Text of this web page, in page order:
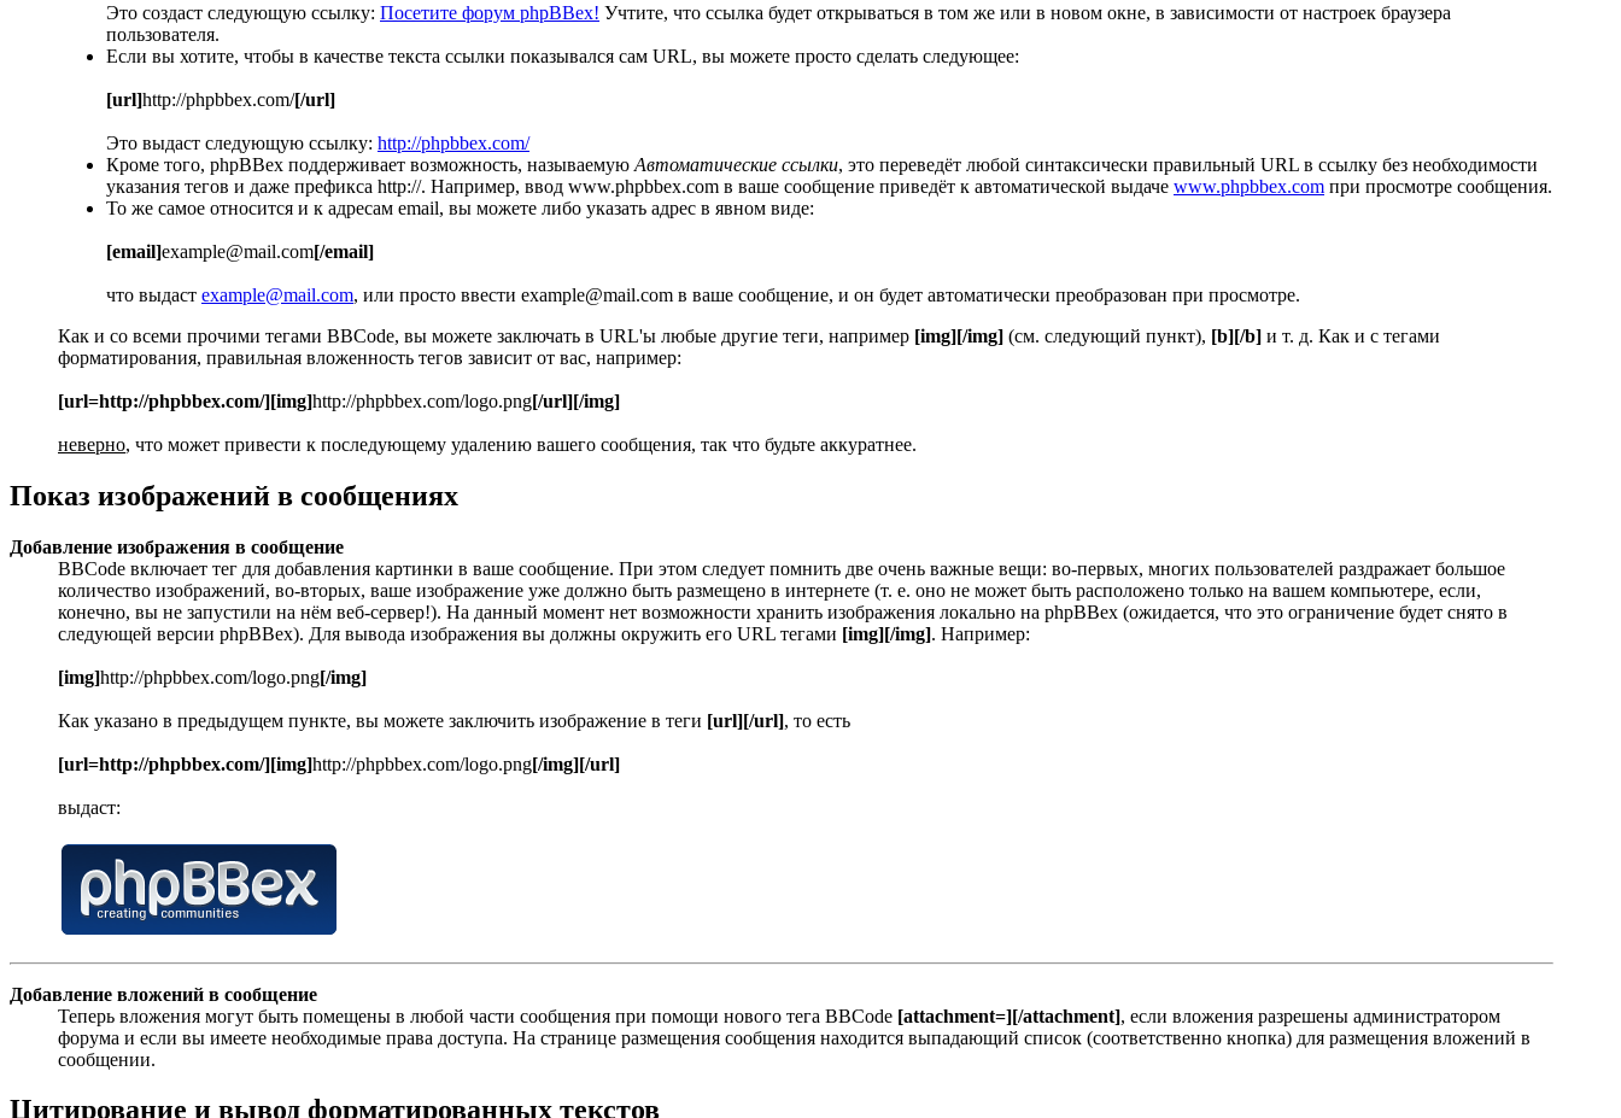
Это создаст следующую ссылку: Посетите форум phpBBex! Учтите, что ссылка будет открываться в том же или в новом окне, в зависимости от настроек браузера
пользователя.
Если вы хотите, чтобы в качестве текста ссылки показывался сам URL, вы можете просто сделать следующее:
[url]http://phpbbex.com/[/url]
Это выдаст следующую ссылку: http://phpbbex.com/
Кроме того, phpBBex поддерживает возможность, называемую Автоматические ссылки, это переведёт любой синтаксически правильный URL в ссылку без необходимости
указания тегов и даже префикса http://. Например, ввод www.phpbbex.com в ваше сообщение приведёт к автоматической выдаче www.phpbbex.com при просмотре сообщения.
То же самое относится и к адресам email, вы можете либо указать адрес в явном виде:
[email]example@mail.com[/email]
что выдаст example@mail.com, или просто ввести example@mail.com в ваше сообщение, и он будет автоматически преобразован при просмотре.
Как и со всеми прочими тегами BBCode, вы можете заключать в URL'ы любые другие теги, например [img][/img] (см. следующий пункт), [b][/b] и т. д. Как и с тегами
форматирования, правильная вложенность тегов зависит от вас, например:
[url=http://phpbbex.com/][img]http://phpbbex.com/logo.png[/url][/img]
неверно, что может привести к последующему удалению вашего сообщения, так что будьте аккуратнее.
Показ изображений в сообщениях
Добавление изображения в сообщение
BBCode включает тег для добавления картинки в ваше сообщение. При этом следует помнить две очень важные вещи: во-первых, многих пользователей раздражает большое
количество изображений, во-вторых, ваше изображение уже должно быть размещено в интернете (т. е. оно не может быть расположено только на вашем компьютере, если,
конечно, вы не запустили на нём веб-сервер!). На данный момент нет возможности хранить изображения локально на phpBBex (ожидается, что это ограничение будет снято в
следующей версии phpBBex). Для вывода изображения вы должны окружить его URL тегами [img][/img]. Например:
[img]http://phpbbex.com/logo.png[/img]
Как указано в предыдущем пункте, вы можете заключить изображение в теги [url][/url], то есть
[url=http://phpbbex.com/][img]http://phpbbex.com/logo.png[/img][/url]
выдаст:
Добавление вложений в сообщение
Теперь вложения могут быть помещены в любой части сообщения при помощи нового тега BBCode [attachment=][/attachment], если вложения разрешены администратором
форума и если вы имеете необходимые права доступа. На странице размещения сообщения находится выпадающий список (соответственно кнопка) для размещения вложений в
сообщении.
Цитирование и вывод форматированных текстов